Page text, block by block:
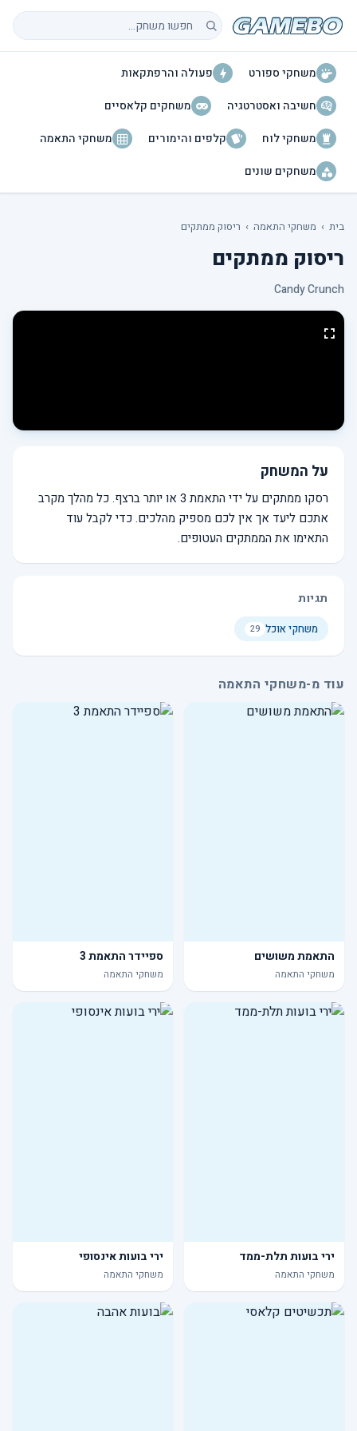
חיפוש משחקים
משחקי ספורט
פעולה והרפתקאות
חשיבה ואסטרטגיה
משחקים קלאסיים
משחקי לוח
קלפים והימורים
משחקי התאמה
משחקים שונים
בית › משחקי התאמה › ריסוק ממתקים
ריסוק ממתקים
Candy Crunch
על המשחק
רסקו ממתקים על ידי התאמת 3 או יותר ברצף. כל מהלך מקרב
אתכם ליעד אך אין לכם מספיק מהלכים. כדי לקבל עוד
התאימו את הממתקים העטופים.
תגיות
משחקי אוכל 29
עוד מ-משחקי התאמה
התאמת משושים
משחקי התאמה
ספיידר התאמת 3
משחקי התאמה
ירי בועות תלת-ממד
משחקי התאמה
ירי בועות אינסופי
משחקי התאמה